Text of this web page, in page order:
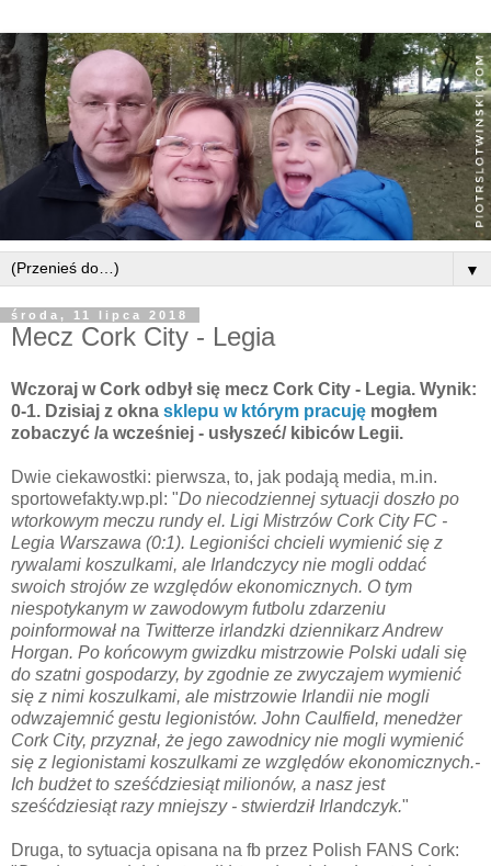
▼
środa, 11 lipca 2018
Mecz Cork City - Legia
Wczoraj w Cork odbył się mecz Cork City - Legia. Wynik:
0-1. Dzisiaj z okna sklepu w którym pracuję mogłem
zobaczyć /a wcześniej - usłyszeć/ kibiców Legii.
Dwie ciekawostki: pierwsza, to, jak podają media, m.in.
sportowefakty.wp.pl: "Do niecodziennej sytuacji doszło po
wtorkowym meczu rundy el. Ligi Mistrzów Cork City FC -
Legia Warszawa (0:1). Legioniści chcieli wymienić się z
rywalami koszulkami, ale Irlandczycy nie mogli oddać
swoich strojów ze względów ekonomicznych. O tym
niespotykanym w zawodowym futbolu zdarzeniu
poinformował na Twitterze irlandzki dziennikarz Andrew
Horgan. Po końcowym gwizdku mistrzowie Polski udali się
do szatni gospodarzy, by zgodnie ze zwyczajem wymienić
się z nimi koszulkami, ale mistrzowie Irlandii nie mogli
odwzajemnić gestu legionistów. John Caulfield, menedżer
Cork City, przyznał, że jego zawodnicy nie mogli wymienić
się z legionistami koszulkami ze względów ekonomicznych.-
Ich budżet to sześćdziesiąt milionów, a nasz jest
sześćdziesiąt razy mniejszy - stwierdził Irlandczyk."
Druga, to sytuacja opisana na fb przez Polish FANS Cork: